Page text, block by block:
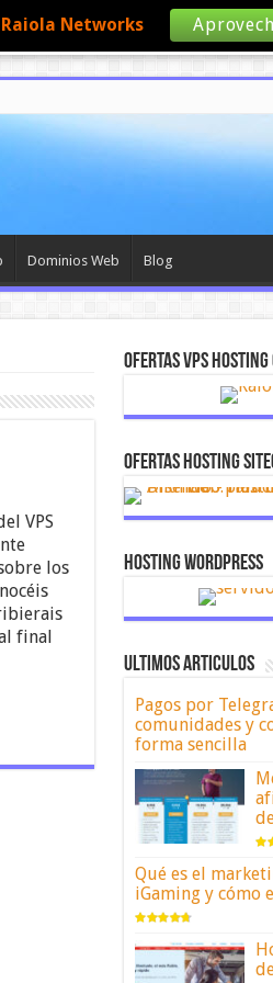
Dominios Web Blog
VPS
los
final
OFERTAS VPS
OFERTAS HOSTING
Hosting Wordpress
ULTIMOS ARTICULOS
Pagos por
comunidades y
forma sencilla
Qué es el
iGaming y cómo
Raiola Networks